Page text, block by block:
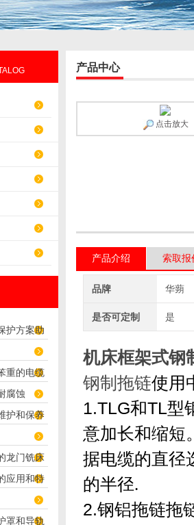
护方案助
重的电缆
腐蚀
护和保养
龙门铣床
应用和特
罩和导轨
产品中心
点击放大
产品介绍 索取报
品牌 华蒴
是否可定制 是
机床框架式钢
钢制拖链使用
1.TLG和TL型
意加长和缩短
据电缆的直径
的半径.
2.钢铝拖链拖